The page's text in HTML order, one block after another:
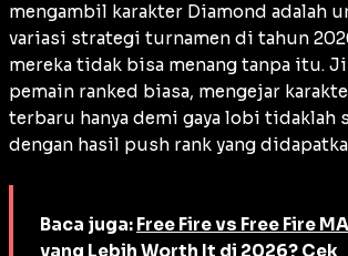
mengambil karakter Diamond adalah
variasi strategi turnamen di tahun
mereka tidak bisa menang tanpa itu.
pemain ranked biasa, mengejar
terbaru hanya demi gaya lobi tidaklah
dengan hasil push rank yang
Baca juga: Free Fire vs Free Fire
yang Lebih Worth It di 2026? Cek